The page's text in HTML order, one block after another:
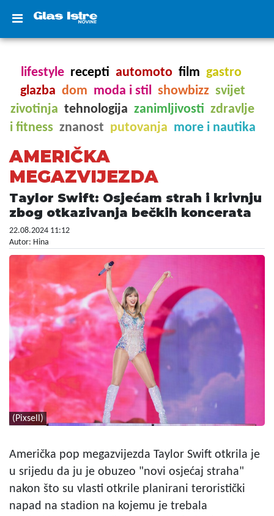
lifestyle recepti automoto film gastro
glazba dom moda i stil showbizz svijet
zivotinja tehnologija zanimljivosti zdravlje
i fitness znanost putovanja more i nautika
AMERIČKA
MEGAZVIJEZDA
Taylor Swift: Osjećam strah i krivnju
zbog otkazivanja bečkih koncerata
22.08.2024 11:12
Autor: Hina
(Pixsell)
Američka pop megazvijezda Taylor Swift otkrila je
u srijedu da ju je obuzeo "novi osjećaj straha"
nakon što su vlasti otkrile planirani teroristički
napad na stadion na kojemu je trebala